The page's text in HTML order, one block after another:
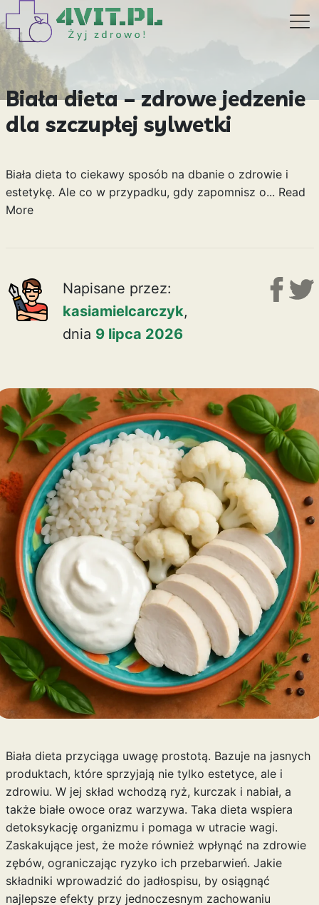
Biała dieta – zdrowe jedzenie
dla szczupłej sylwetki
Biała dieta to ciekawy sposób na dbanie o zdrowie i
estetykę. Ale co w przypadku, gdy zapomnisz o... Read
More
Napisane przez:
kasiamielcarczyk,
dnia 9 lipca 2026
Biała dieta przyciąga uwagę prostotą. Bazuje na jasnych
produktach, które sprzyjają nie tylko estetyce, ale i
zdrowiu. W jej skład wchodzą ryż, kurczak i nabiał, a
także białe owoce oraz warzywa. Taka dieta wspiera
detoksykację organizmu i pomaga w utracie wagi.
Zaskakujące jest, że może również wpłynąć na zdrowie
zębów, ograniczając ryzyko ich przebarwień. Jakie
składniki wprowadzić do jadłospisu, by osiągnąć
najlepsze efekty przy jednoczesnym zachowaniu